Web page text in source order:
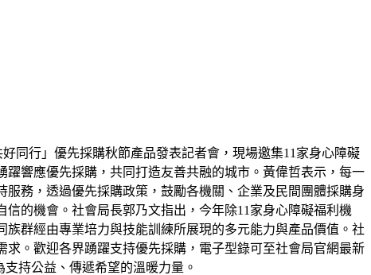
同行」優先採購秋節產品發表記者會，現場邀集11家身心障礙
響應優先採購，共同打造友善共融的城市。黃偉哲表示，每一
務，透過優先採購政策，鼓勵各機關、企業及民間團體採購身
的機會。社會局長郭乃文指出，今年除11家身心障礙福利機
群經由專業培力與技能訓練所展現的多元能力與產品價值。社
。歡迎各界踴躍支持優先採購，電子型錄可至社會局官網最新
持公益、傳遞希望的溫暖力量。